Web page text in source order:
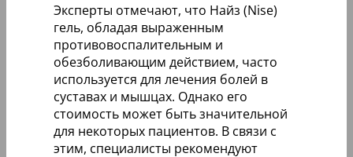
Эксперты отмечают, что Найз (Nise)
гель, обладая выраженным
противовоспалительным и
обезболивающим действием, часто
используется для лечения болей в
суставах и мышцах. Однако его
стоимость может быть значительной
для некоторых пациентов. В связи с
этим, специалисты рекомендуют